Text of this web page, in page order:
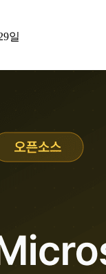
일